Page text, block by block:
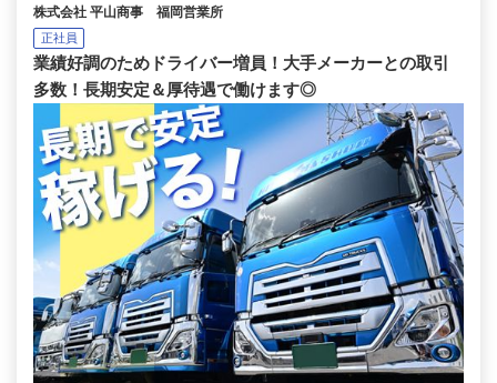
株式会社 平山商事 福岡営業所
正社員
業績好調のためドライバー増員！大手メーカーとの取引
多数！長期安定＆厚待遇で働けます◎